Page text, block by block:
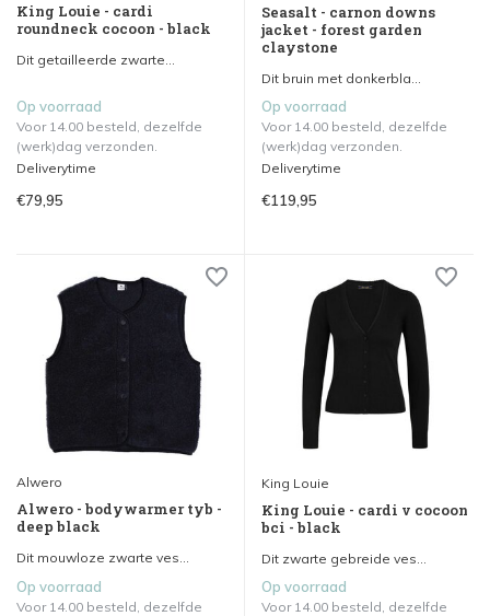
King Louie - cardi
roundneck cocoon - black
Dit getailleerde zwarte...
Op voorraad
Voor 14.00 besteld, dezelfde
(werk)dag verzonden.
Deliverytime
€79,95
Seasalt - carnon downs
jacket - forest garden
claystone
Dit bruin met donkerbla...
Op voorraad
Voor 14.00 besteld, dezelfde
(werk)dag verzonden.
Deliverytime
€119,95
Alwero
Alwero - bodywarmer tyb -
deep black
Dit mouwloze zwarte ves...
Op voorraad
Voor 14.00 besteld, dezelfde
King Louie
King Louie - cardi v cocoon
bci - black
Dit zwarte gebreide ves...
Op voorraad
Voor 14.00 besteld, dezelfde